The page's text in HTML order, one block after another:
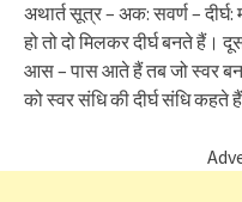
अथार्त सूत्र – अक: सवर्ण –
हो तो दो मिलकर दीर्घ बनते हैं।
आस – पास आते हैं तब जो स्वर
को स्वर संधि की दीर्घ संधि